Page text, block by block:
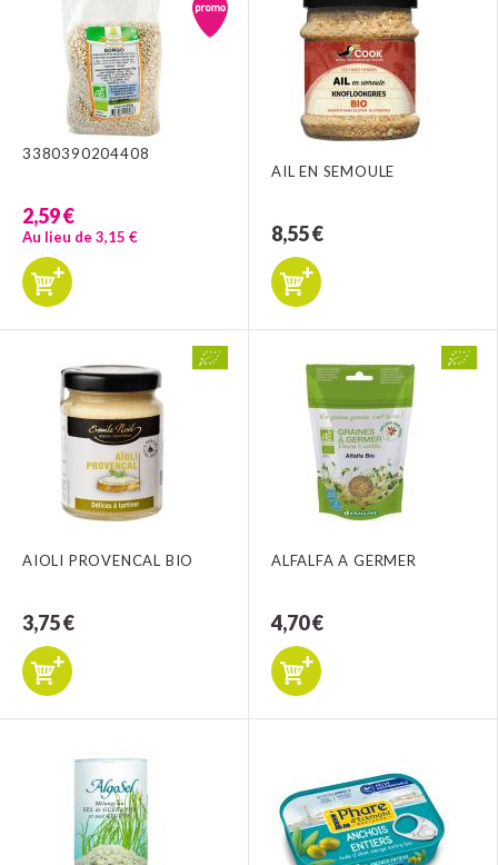
3380390204408
2,59 €
Au lieu de 3,15 €
AIL EN SEMOULE
8,55 €
AIOLI PROVENCAL BIO
3,75 €
ALFALFA A GERMER
4,70 €